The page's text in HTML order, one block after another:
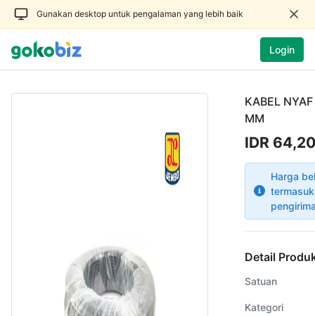
Gunakan desktop untuk pengalaman yang lebih baik
Login
KABEL
MM
IDR
Harga
Detail
Satuan
Kategori